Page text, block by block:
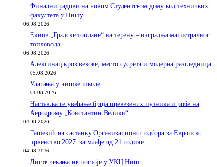
Финални радови на новом Студентском дому код техничких
факултета у Нишу
06.08.2026
Екипе „Градске топлане“ на терену – изградња магистралног
топловода
06.08.2026
Алексинац кроз векове, место сусрета и модерна разгледница
05.08.2026
Улагања у нишке школе
04.08.2026
Наставља се увећање броја превезених путника и робе на
Аеродрому „Константин Велики“
04.08.2026
Гашевић на састанку Организационог одбора за Европско
првенство 2027. за млађе од 21 године
04.08.2026
Листе чекања не постоје у УКЦ Ниш